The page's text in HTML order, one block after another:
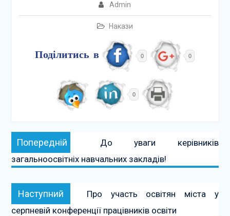
Admin
Накази
Поділитись в 0 0
0
Навігація
записів
Попередній Попередній:
До уваги керівників
загальноосвітніх навчальних закладів!
Наступний Наступний:
Про участь освітян міста у
серпневій конференції працівників освіти